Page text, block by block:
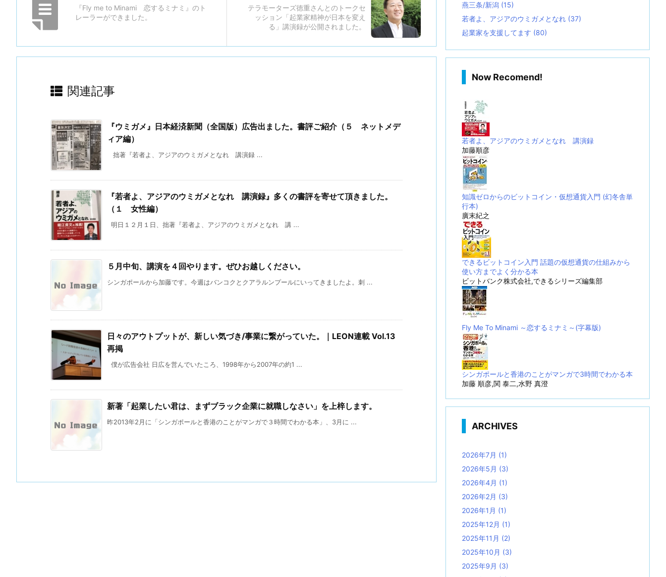
テラモーターズ徳重さんとのトークセ
ッション「起業家精神が日本を変え
る」講演録が公開されました。
『Fly me to Minami 恋するミナミ』のト
レーラーができました。
関連記事
『ウミガメ』日本経済新聞（全国版）広告出ました。書評ご紹介（５ ネットメデ
ィア編）
拙著『若者よ、アジアのウミガメとなれ 講演録 ...
『若者よ、アジアのウミガメとなれ 講演録』多くの書評を寄せて頂きました。
（１ 女性編）
明日１２月１日、拙著『若者よ、アジアのウミガメとなれ 講 ...
５月中旬、講演を４回やります。ぜひお越しください。
シンガポールから加藤です。今週はバンコクとクアラルンプールにいってきましたよ。刺 ...
日々のアウトプットが、新しい気づき/事業に繋がっていた。｜LEON連載 Vol.13
再掲
僕が広告会社 日広を営んでいたころ、1998年から2007年の約1 ...
新著「起業したい君は、まずブラック企業に就職しなさい」を上梓します。
昨2013年2月に「シンガポールと香港のことがマンガで３時間でわかる本」、3月に ...
燕三条/新潟 (15)
若者よ、アジアのウミガメとなれ (37)
起業家を支援してます (80)
Now Recomend!
若者よ、アジアのウミガメとなれ 講演録
加藤順彦
知識ゼロからのビットコイン・仮想通貨入門 (幻冬舎単
行本)
廣末紀之
できるビットコイン入門 話題の仮想通貨の仕組みから
使い方までよく分かる本
ビットバンク株式会社,できるシリーズ編集部
Fly Me To Minami ～恋するミナミ～(字幕版)
シンガポールと香港のことがマンガで3時間でわかる本
加藤 順彦,関 泰二,水野 真澄
ARCHIVES
2026年7月 (1)
2026年5月 (3)
2026年4月 (1)
2026年2月 (3)
2026年1月 (1)
2025年12月 (1)
2025年11月 (2)
2025年10月 (3)
2025年9月 (3)